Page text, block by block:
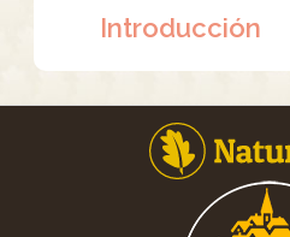
Introducción